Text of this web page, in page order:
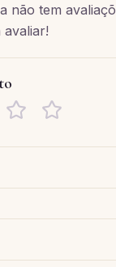
não tem
avaliar!